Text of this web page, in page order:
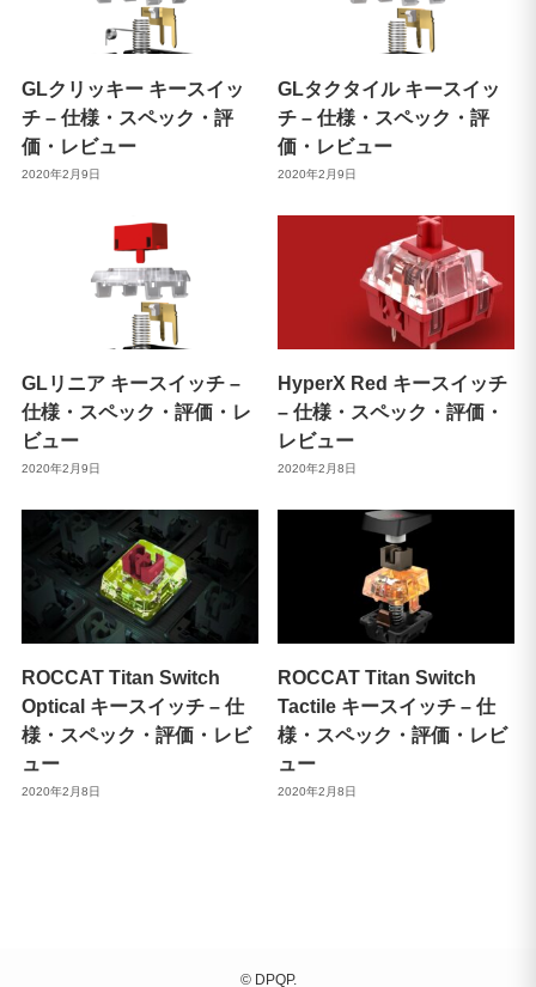
GLクリッキー キースイッ
チ – 仕様・スペック・評
価・レビュー
2020年2月9日
GLタクタイル キースイッ
チ – 仕様・スペック・評
価・レビュー
2020年2月9日
GLリニア キースイッチ –
仕様・スペック・評価・レ
ビュー
2020年2月9日
HyperX Red キースイッチ
– 仕様・スペック・評価・
レビュー
2020年2月8日
ROCCAT Titan Switch
Optical キースイッチ – 仕
様・スペック・評価・レビ
ュー
2020年2月8日
ROCCAT Titan Switch
Tactile キースイッチ – 仕
様・スペック・評価・レビ
ュー
2020年2月8日
©DPQP.